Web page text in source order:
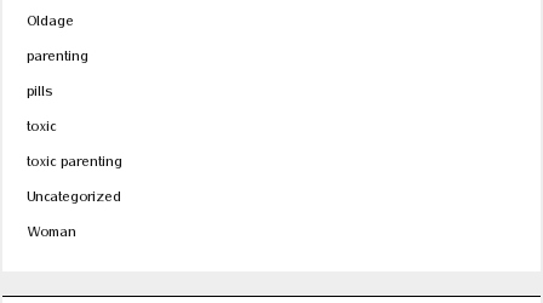
Oldage
parenting
pills
toxic
toxic parenting
Uncategorized
Woman